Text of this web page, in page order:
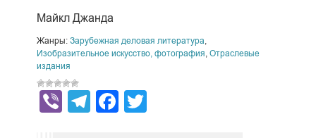
Майкл Джанда
Жанры: Зарубежная деловая литература,
Изобразительное искусство, фотография, Отраслевые
издания
ViberTelegram
Facebook